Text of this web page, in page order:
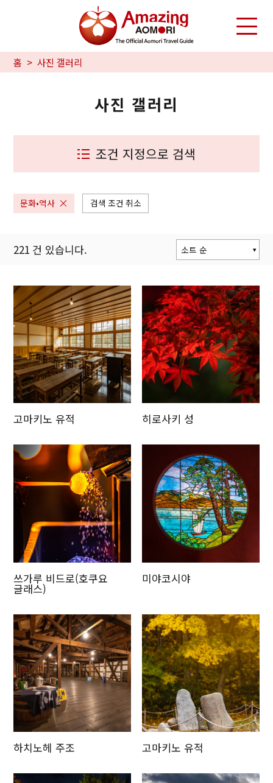
홈 사진 갤러리
사진 갤러리
조건 지정으로 검색
문화•역사 검색 조건 취소
221 건 있습니다.
소트 순
갱신 순
고마키노 유적 히로사키 성
쓰가루 비드로(호쿠요
글래스)
미야코시야
하치노헤 주조 고마키노 유적